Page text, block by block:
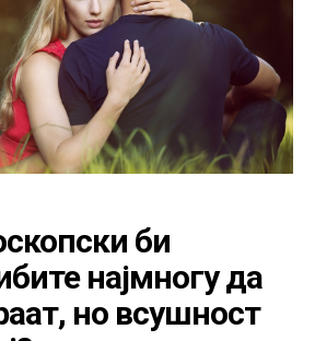
би
најмногу да
но всушност